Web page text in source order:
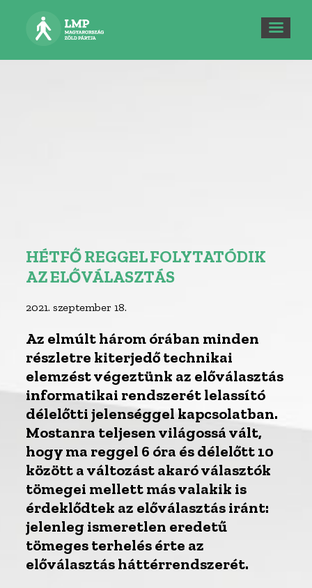
HÉTFŐ REGGEL FOLYTATÓDIK
AZ ELŐVÁLASZTÁS
2021. szeptember 18.
Az elmúlt három órában minden
részletre kiterjedő technikai
elemzést végeztünk az előválasztás
informatikai rendszerét lelassító
délelőtti jelenséggel kapcsolatban.
Mostanra teljesen világossá vált,
hogy ma reggel 6 óra és délelőtt 10
között a változást akaró választók
tömegei mellett más valakik is
érdeklődtek az előválasztás iránt:
jelenleg ismeretlen eredetű
tömeges terhelés érte az
előválasztás háttérrendszerét.